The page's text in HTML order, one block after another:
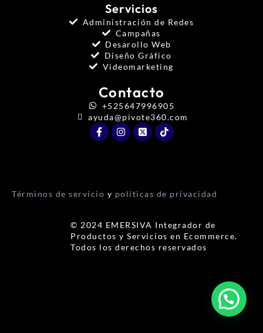
Servicios
Administración de Redes
Campañas
Desarollo Web
Diseño Gráfico
Videomarketing
Contacto
+525647996905
ayuda@pivote360.com
Términos de servicio y políticas de privacidad
© 2024 EMERSIVA Integrador de
Productos y Servicios en Ecommerce.
Todos los derechos reservados